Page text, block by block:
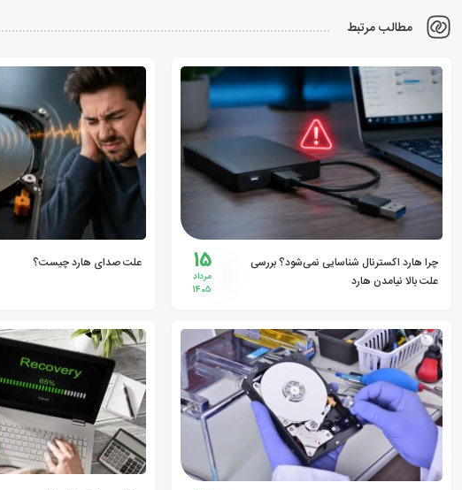
مطالب مرتبط
15
مرداد
1405
چرا هارد اکسترنال شناسایی نمی‌شود؟ بررسی
علت بالا نیامدن هارد
علت صدای هارد چیست؟